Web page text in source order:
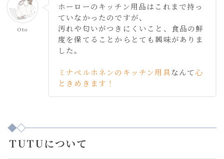
Oto
ホーローのキッチン用品はこれまで持っ
ていなかったのですが、
汚れや匂いがつきにくいこと、食品の鮮
度を保てることからとても興味がありま
した。
ミナペルホネンのキッチン用具なんて心
ときめきます！
TUTUについて